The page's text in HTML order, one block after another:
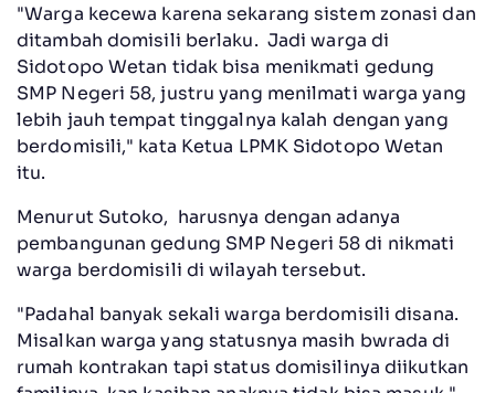
"Warga kecewa karena sekarang sistem zonasi dan
ditambah domisili berlaku. Jadi warga di
Sidotopo Wetan tidak bisa menikmati gedung
SMP Negeri 58, justru yang menilmati warga yang
lebih jauh tempat tinggalnya kalah dengan yang
berdomisili," kata Ketua LPMK Sidotopo Wetan
itu.
Menurut Sutoko, harusnya dengan adanya
pembangunan gedung SMP Negeri 58 di nikmati
warga berdomisili di wilayah tersebut.
"Padahal banyak sekali warga berdomisili disana.
Misalkan warga yang statusnya masih bwrada di
rumah kontrakan tapi status domisilinya diikutkan